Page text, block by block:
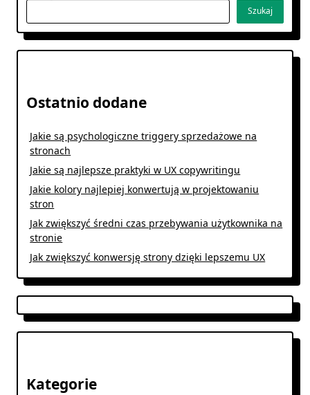
Szukaj
Ostatnio dodane
Jakie są psychologiczne triggery sprzedażowe na
stronach
Jakie są najlepsze praktyki w UX copywritingu
Jakie kolory najlepiej konwertują w projektowaniu
stron
Jak zwiększyć średni czas przebywania użytkownika na
stronie
Jak zwiększyć konwersję strony dzięki lepszemu UX
Kategorie